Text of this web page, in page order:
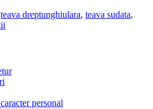
teava dreptunghiulara, teava sudata,
personal